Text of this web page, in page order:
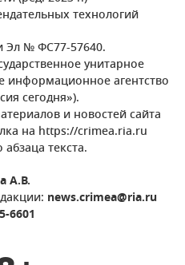
технологий
Эл № ФС77-57640.
унитарное
агентство
сегодня»).
и новостей сайта
на https://crimea.ria.ru
текста.
А.В.
news.crimea@ria.ru
6601